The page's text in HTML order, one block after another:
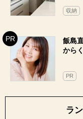
収納
飯島
から
PR
ラ